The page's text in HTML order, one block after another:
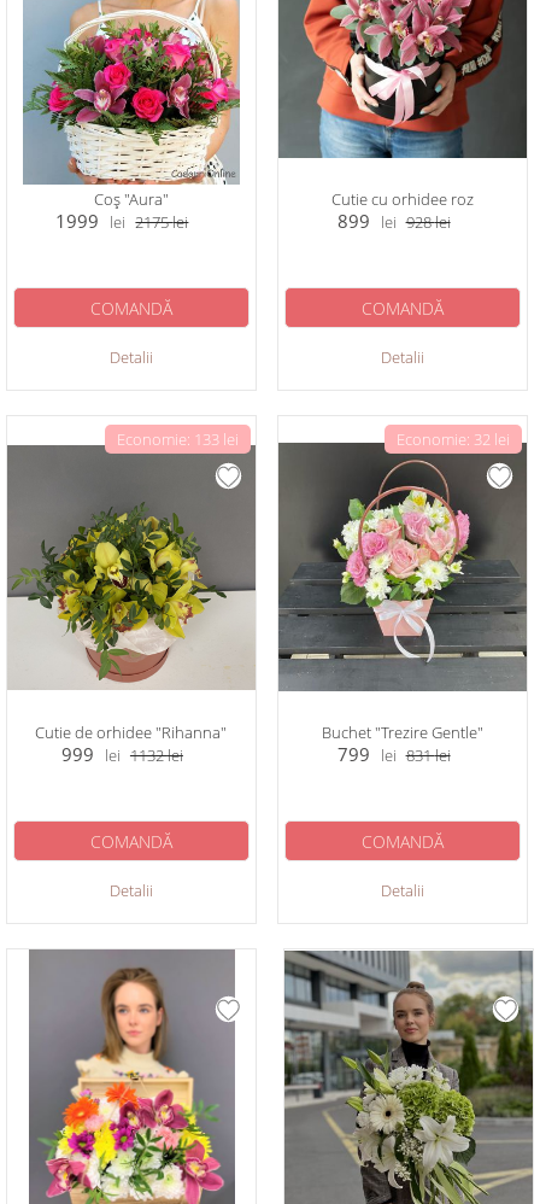
Coș "Aura"
1999 lei 2175lei
Detalii
COMANDĂ
Сutie cu orhidee roz
899 lei 928lei
Detalii
COMANDĂ
Economie: 133 lei
Cutie de orhidee "Rihanna"
999 lei 1132lei
Detalii
COMANDĂ
Economie: 32 lei
Buchet "Trezire Gentle"
799 lei 831lei
Detalii
COMANDĂ